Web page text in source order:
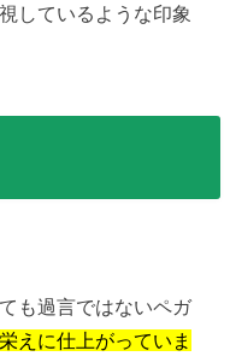
しているような印象
も過言ではないペガ
えに仕上がっていま